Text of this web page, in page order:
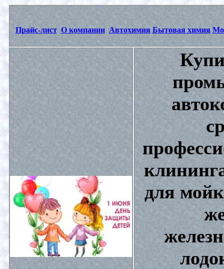
Прайс-лист О компании Автохимия Бытовая химия
для